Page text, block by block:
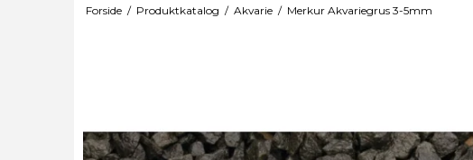
Forside / Produktkatalog / Akvarie / Merkur Akvariegrus 3-5mm